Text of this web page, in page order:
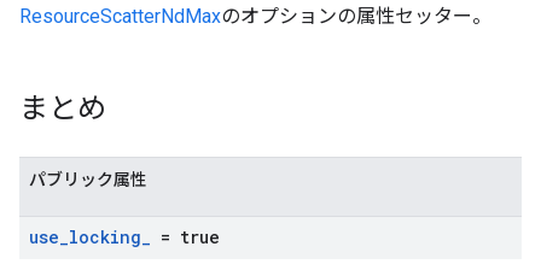
ResourceScatterNdMaxのオプションの属性セッター。
まとめ
パブリック属性
use_locking_ = true